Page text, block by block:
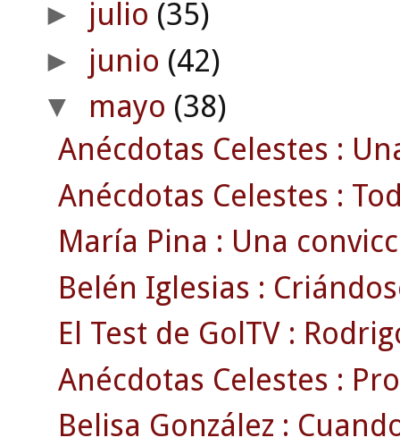
► julio (35)
► junio (42)
▼ mayo (38)
Anécdotas Celestes :
Anécdotas Celestes :
María Pina : Una
Belén Iglesias :
El Test de GolTV :
Anécdotas Celestes :
Belisa González :